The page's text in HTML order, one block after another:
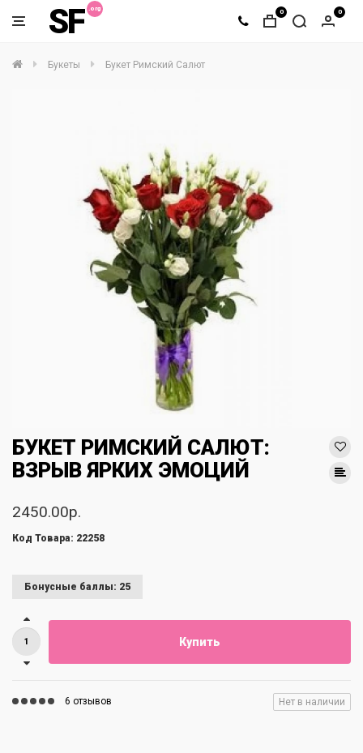
SF 0 0
Букеты Букет Римский Салют
БУКЕТ РИМСКИЙ САЛЮТ:
ВЗРЫВ ЯРКИХ ЭМОЦИЙ
2450.00р.
Код Товара: 22258
Бонусные баллы: 25
Купить
6 отзывов Нет в наличии